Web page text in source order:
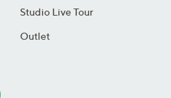
Studio Live Tour
Outlet